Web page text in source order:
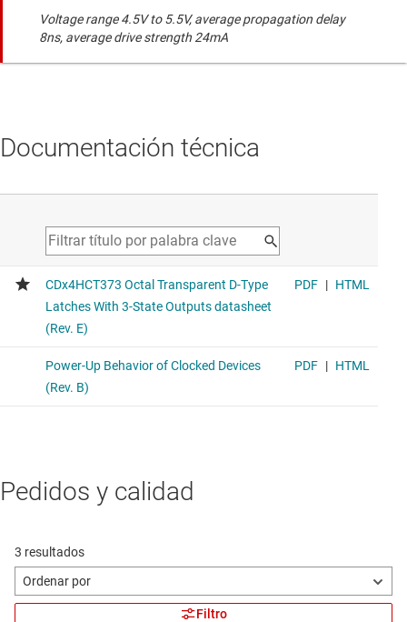
Voltage range 4.5V to 5.5V, average propagation delay
8ns, average drive strength 24mA
Documentación técnica
Pedidos y calidad